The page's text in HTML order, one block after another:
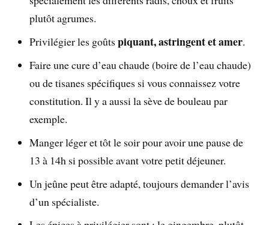
plutôt agrumes.
Privilégier les goûtspiquant, astringent et amer.
Faire une cure d’eau chaude (boire de l’eau chaude)
ou de tisanes spécifiques si vous connaissez votre
constitution. Il y a aussi la sève de bouleau par
exemple.
Manger léger et tôt le soir pour avoir une pause de
13 à 14h si possible avant votre petit déjeuner.
Un jeûne peut être adapté, toujours demander l’avis
d’un spécialiste.